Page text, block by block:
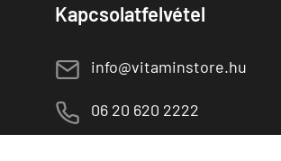
Kapcsolatfelvétel
E info@vitaminstore.hu
M 06 20 620 2222